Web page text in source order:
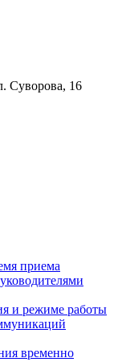
Суворова, 16
приема
и режиме работы
временно